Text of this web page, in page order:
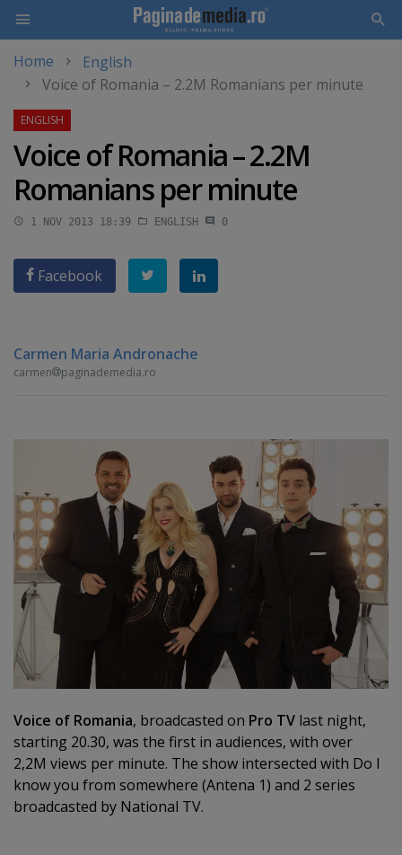
main
content
Home
English
Voice of Romania – 2.2M Romanians per minute
Voice of Romania – 2.2M
Romanians per minute
1 NOV 2013 18:39 ENGLISH 0
Facebook
Carmen Maria Andronache
carmen paginademedia.ro
Voice of Romania, broadcasted on Pro TV last night,
starting 20.30, was the first in audiences, with over
2,2M views per minute. The show intersected with Do I
know you from somewhere (Antena 1) and 2 series
broadcasted by National TV.